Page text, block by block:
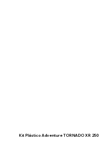
Kit Plástico Adventure TORNADO XR 250